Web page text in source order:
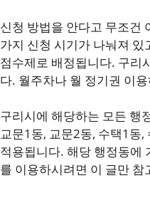
신청 방법을 안다고 무조건
가지 신청 시기가 나눠져
점수제로 배정됩니다. 구리
다. 월주차나 월 정기권 이
구리시에 해당하는 모든 행
교문1동, 교문2동, 수택1동,
적용됩니다. 해당 행정동에
를 이용하시려면 이 글만 참